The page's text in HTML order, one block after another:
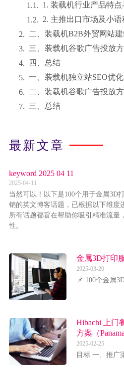
1. 装载机行业产品特
2. 主推出口市场及小语
二、装载机B2B外贸网站
三、装载机谷歌广告投放
四、总结
一、装载机独立站SEO优
二、装载机谷歌广告投放
三、总结
最新文章
keyword 2025 04 11
2025-04-11
当然可以！以下是100个用于金属3D
销的英文博客话题，已根据以下维度
所有话题都旨在帮助你吸引精准流量
性。
金属3D打印
2025-03-20
📌 100个金属
Hibachi 上门
方案（
2025-02-25
目标 一、推广